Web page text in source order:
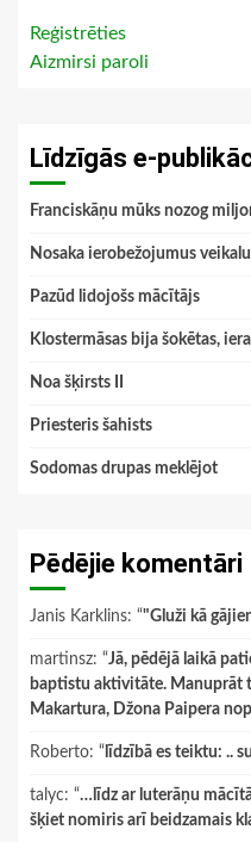
Reģistrēties
Aizmirsi paroli
Līdzīgās e-
Franciskāņu mūks nozog
Nosaka ierobežojumus
Pazūd lidojošs mācītājs
Klostermāsas bija šokētas,
Noa šķirsts II
Priesteris šahists
Sodomas drupas meklējot
Pēdējie komentāri
Janis Karklins: “"Gluži kā
martinsz: “Jā, pēdējā laikā
baptistu aktivitāte. Manuprāt
Makartura, Džona Paipera
Roberto: “ līdzībā es teiktu: ..
talyc: “…līdz ar luterāņu
šķiet nomiris arī beidzamais